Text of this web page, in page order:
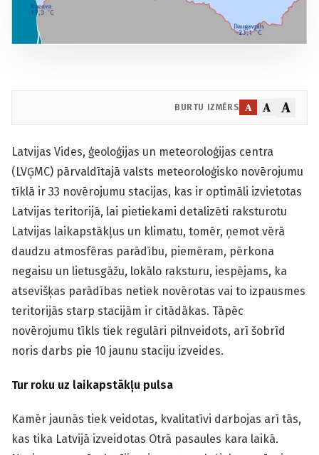
BURTU IZMĒRS A A A
Latvijas Vides, ģeoloģijas un meteoroloģijas centra
(LVĢMC) pārvaldītajā valsts meteoroloģisko novērojumu
tīklā ir 33 novērojumu stacijas, kas ir optimāli izvietotas
Latvijas teritorijā, lai pietiekami detalizēti raksturotu
Latvijas laikapstākļus un klimatu, tomēr, ņemot vērā
daudzu atmosfēras parādību, piemēram, pērkona
negaisu un lietusgāžu, lokālo raksturu, iespējams, ka
atsevišķas parādības netiek novērotas vai to izpausmes
teritorijās starp stacijām ir citādākas. Tāpēc
novērojumu tīkls tiek regulāri pilnveidots, arī šobrīd
noris darbs pie 10 jaunu staciju izveides.
Tur roku uz laikapstākļu pulsa
Kamēr jaunās tiek veidotas, kvalitatīvi darbojas arī tās,
kas tika Latvijā izveidotas Otrā pasaules kara laikā.